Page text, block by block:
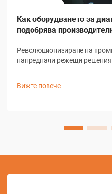
Как оборудването за
подобрява
Революционизиране на
напреднали режещи
Вижте повече